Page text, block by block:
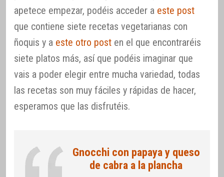
apetece empezar, podéis acceder a este post
que contiene siete recetas vegetarianas con
ñoquis y a este otro post en el que encontraréis
siete platos más, así que podéis imaginar que
vais a poder elegir entre mucha variedad, todas
las recetas son muy fáciles y rápidas de hacer,
esperamos que las disfrutéis.
Gnocchi con papaya y queso
de cabra a la plancha